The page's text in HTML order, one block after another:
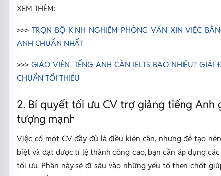
XEM THÊM:
>>> TRỌN BỘ KINH NGHIỆM PHỎNG VẤN XIN VIỆC
ANH CHUẨN NHẤT
>>>GIÁO VIÊN TIẾNG ANH CẦN IELTS BAO NHIÊU? GIẢI
CHUẨN TỐI THIỂU
2. Bí quyết tối ưu CV trợ giảng tiếng Anh
tượng mạnh
Việc có một CV đầy đủ là điều kiện cần, nhưng để tạo
biệt và đạt được tỉ lệ thành công cao, bạn cần áp dụng
tối ưu. Phần này sẽ đi sâu vào những yếu tố then chốt